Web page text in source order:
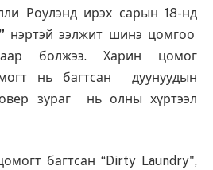
Роулэнд ирэх сарын 18-нд
нэртэй ээлжит шинэ цомгоо
болжээ. Харин цомог
нь багтсан дуунуудын
зураг нь олны хүртээл
багтсан “Dirty Laundry",